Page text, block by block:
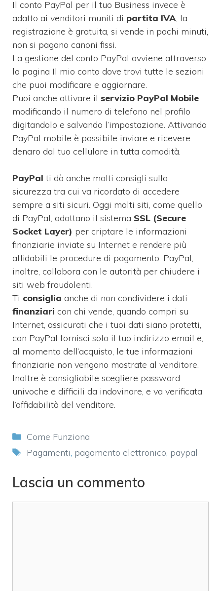
Il conto PayPal per il tuo Business invece è
adatto ai venditori muniti di partita IVA, la
registrazione è gratuita, si vende in pochi minuti,
non si pagano canoni fissi.
La gestione del conto PayPal avviene attraverso
la pagina Il mio conto dove trovi tutte le sezioni
che puoi modificare e aggiornare.
Puoi anche attivare il servizio PayPal Mobile
modificando il numero di telefono nel profilo
digitandolo e salvando l’impostazione. Attivando
PayPal mobile è possibile inviare e ricevere
denaro dal tuo cellulare in tutta comodità.
PayPal ti dà anche molti consigli sulla
sicurezza tra cui va ricordato di accedere
sempre a siti sicuri. Oggi molti siti, come quello
di PayPal, adottano il sistema SSL (Secure
Socket Layer) per criptare le informazioni
finanziarie inviate su Internet e rendere più
affidabili le procedure di pagamento. PayPal,
inoltre, collabora con le autorità per chiudere i
siti web fraudolenti.
Ti consiglia anche di non condividere i dati
finanziari con chi vende, quando compri su
Internet, assicurati che i tuoi dati siano protetti,
con PayPal fornisci solo il tuo indirizzo email e,
al momento dell’acquisto, le tue informazioni
finanziarie non vengono mostrate al venditore.
Inoltre è consigliabile scegliere password
univoche e difficili da indovinare, e va verificata
l’affidabilità del venditore.
Categorie
Come Funziona
Tag
Pagamenti, pagamento elettronico, paypal
Lascia un commento